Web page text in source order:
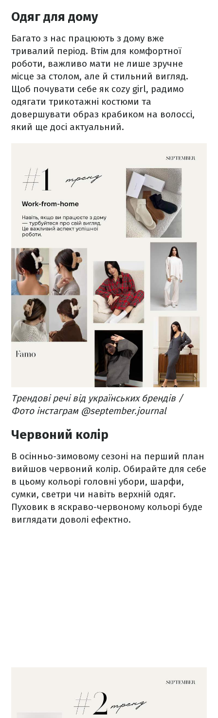
Одяг для дому
Багато з нас працюють з дому вже
тривалий період. Втім для комфортної
роботи, важливо мати не лише зручне
місце за столом, але й стильний вигляд.
Щоб почувати себе як cozy girl, радимо
одягати трикотажні костюми та
довершувати образ крабиком на волоссі,
який ще досі актуальний.
Трендові речі від українських брендів /
Фото інстаграм @september.journal
Червоний колір
В осінньо-зимовому сезоні на перший план
вийшов червоний колір. Обирайте для себе
в цьому кольорі головні убори, шарфи,
сумки, светри чи навіть верхній одяг.
Пуховик в яскраво-червоному кольорі буде
виглядати доволі ефектно.